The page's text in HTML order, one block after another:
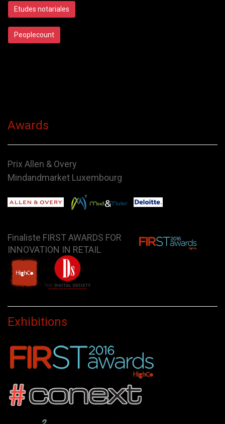
Etudes notariales
Peoplecount
Awards
Prix Allen & Overy
Mindandmarket Luxembourg
Finaliste FIRST AWARDS FOR
INNOVATION IN RETAIL
Exhibitions